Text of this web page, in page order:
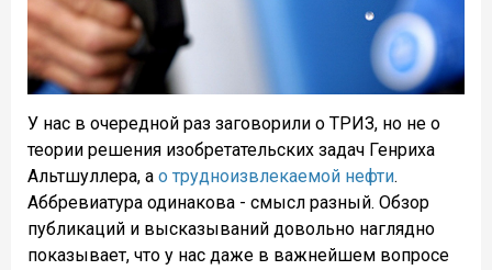
У нас в очередной раз заговорили о ТРИЗ, но не о
теории решения изобретательских задач Генриха
Альтшуллера, а о трудноизвлекаемой нефти.
Аббревиатура одинакова - смысл разный. Обзор
публикаций и высказываний довольно наглядно
показывает, что у нас даже в важнейшем вопросе